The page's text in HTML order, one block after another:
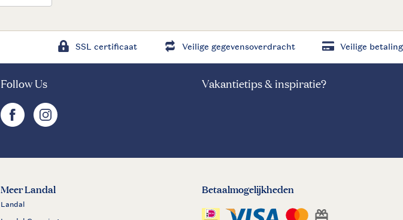
SSL certificaat Veilige gegevensoverdracht Veilige betaling
Follow Us
facebookinstagram
Vakantietips & inspiratie?
Meer Landal
Landal
Betaalmogelijkheden